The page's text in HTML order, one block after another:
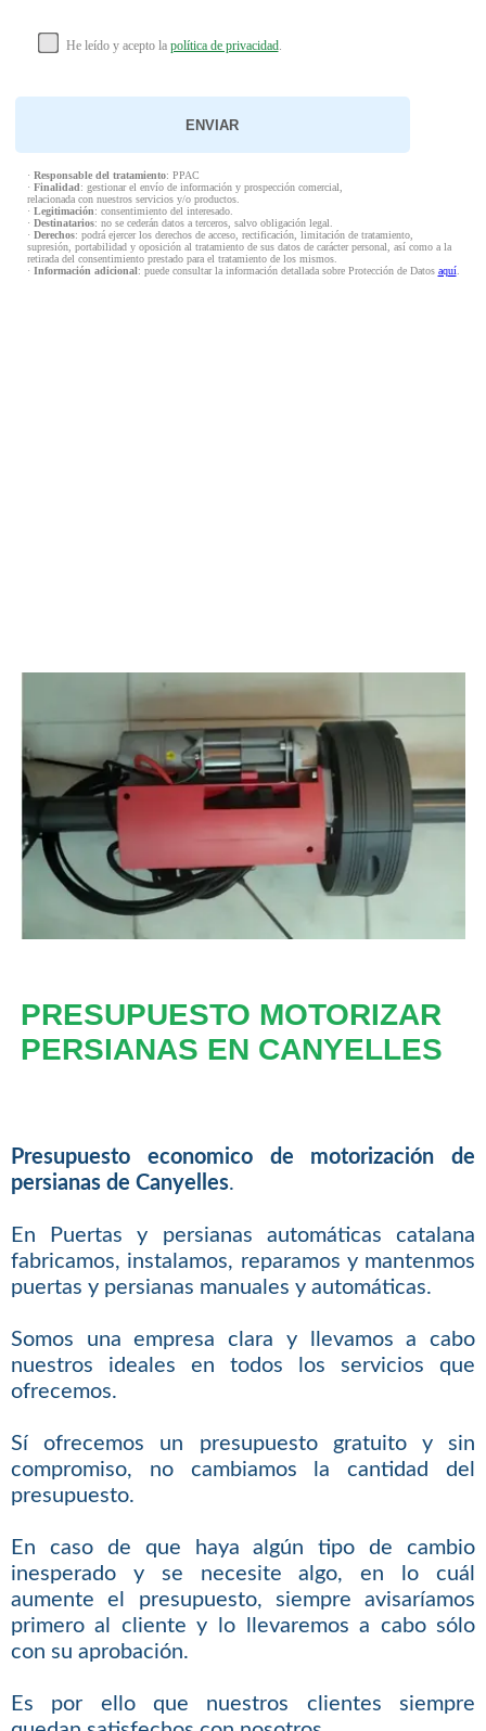
He leído y acepto la política de privacidad.
· Responsable del tratamiento: PPAC
· Finalidad: gestionar el envío de información y prospección comercial,
relacionada con nuestros servicios y/o productos.
· Legitimación: consentimiento del interesado.
· Destinatarios: no se cederán datos a terceros, salvo obligación legal.
· Derechos: podrá ejercer los derechos de acceso, rectificación, limitación de tratamiento,
supresión, portabilidad y oposición al tratamiento de sus datos de carácter personal, así como a la
retirada del consentimiento prestado para el tratamiento de los mismos.
· Información adicional: puede consultar la información detallada sobre Protección de Datos aquí.
PRESUPUESTO MOTORIZAR
PERSIANAS EN CANYELLES
Presupuesto economico de motorización de
persianas de Canyelles.
En Puertas y persianas automáticas catalana
fabricamos, instalamos, reparamos y mantenmos
puertas y persianas manuales y automáticas.
Somos una empresa clara y llevamos a cabo
nuestros ideales en todos los servicios que
ofrecemos.
Sí ofrecemos un presupuesto gratuito y sin
compromiso, no cambiamos la cantidad del
presupuesto.
En caso de que haya algún tipo de cambio
inesperado y se necesite algo, en lo cuál
aumente el presupuesto, siempre avisaríamos
primero al cliente y lo llevaremos a cabo sólo
con su aprobación.
Es por ello que nuestros clientes siempre